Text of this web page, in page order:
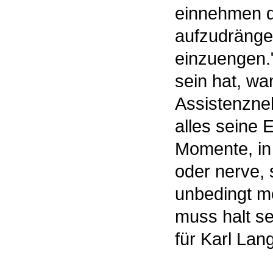
einnehmen
sein hat,
alles seine
Momente,
oder nerve,
unbedingt
muss halt
für Karl